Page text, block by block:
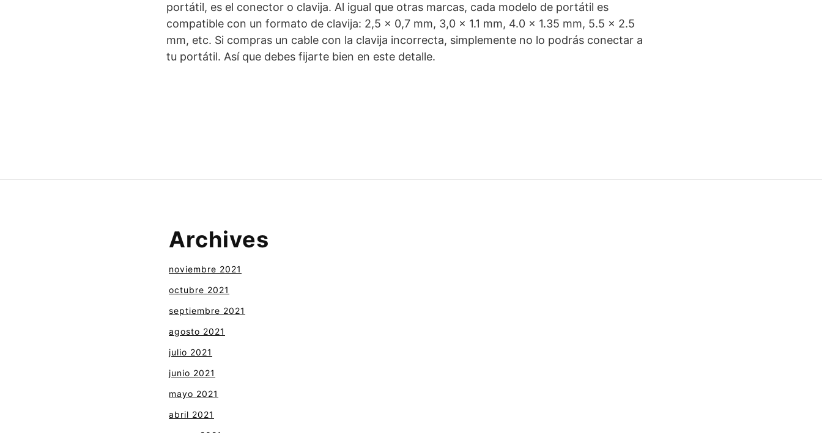
portátil, es el conector o clavija. Al igual que otras marcas, cada modelo de portátil es
compatible con un formato de clavija: 2,5 x 0,7 mm, 3,0 x 1.1 mm, 4.0 x 1.35 mm, 5.5 x 2.5
mm, etc. Si compras un cable con la clavija incorrecta, simplemente no lo podrás conectar a
tu portátil. Así que debes fijarte bien en este detalle.
Archives
noviembre 2021
octubre 2021
septiembre 2021
agosto 2021
julio 2021
junio 2021
mayo 2021
abril 2021